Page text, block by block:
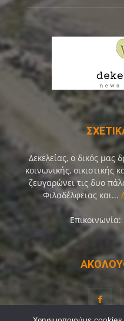
Δεκελείας, ο δικός μας
κοινωνικής, οικιστικής
ζευγαρώνει τις δυο
Φιλαδέλφειας και...
Επικοινωνία: